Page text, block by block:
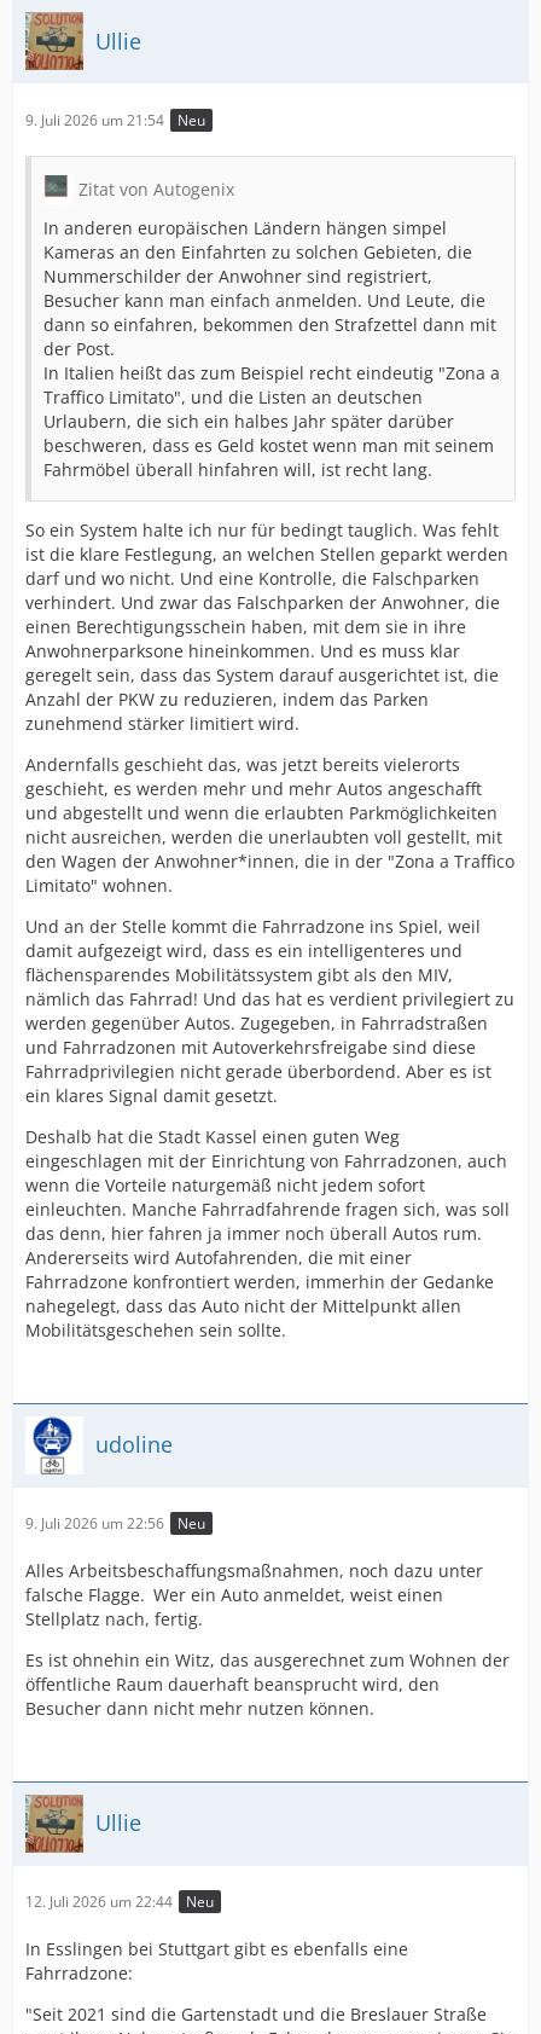
Ullie
9. Juli 2026 um 21:54 Neu
Zitat von Autogenix
In anderen europäischen Ländern hängen simpel
Kameras an den Einfahrten zu solchen Gebieten, die
Nummerschilder der Anwohner sind registriert,
Besucher kann man einfach anmelden. Und Leute, die
dann so einfahren, bekommen den Strafzettel dann mit
der Post.
In Italien heißt das zum Beispiel recht eindeutig "Zona a
Traffico Limitato", und die Listen an deutschen
Urlaubern, die sich ein halbes Jahr später darüber
beschweren, dass es Geld kostet wenn man mit seinem
Fahrmöbel überall hinfahren will, ist recht lang.
So ein System halte ich nur für bedingt tauglich. Was fehlt
ist die klare Festlegung, an welchen Stellen geparkt werden
darf und wo nicht. Und eine Kontrolle, die Falschparken
verhindert. Und zwar das Falschparken der Anwohner, die
einen Berechtigungsschein haben, mit dem sie in ihre
Anwohnerparksone hineinkommen. Und es muss klar
geregelt sein, dass das System darauf ausgerichtet ist, die
Anzahl der PKW zu reduzieren, indem das Parken
zunehmend stärker limitiert wird.
Andernfalls geschieht das, was jetzt bereits vielerorts
geschieht, es werden mehr und mehr Autos angeschafft
und abgestellt und wenn die erlaubten Parkmöglichkeiten
nicht ausreichen, werden die unerlaubten voll gestellt, mit
den Wagen der Anwohner*innen, die in der "Zona a Traffico
Limitato" wohnen.
Und an der Stelle kommt die Fahrradzone ins Spiel, weil
damit aufgezeigt wird, dass es ein intelligenteres und
flächensparendes Mobilitätssystem gibt als den MIV,
nämlich das Fahrrad! Und das hat es verdient privilegiert zu
werden gegenüber Autos. Zugegeben, in Fahrradstraßen
und Fahrradzonen mit Autoverkehrsfreigabe sind diese
Fahrradprivilegien nicht gerade überbordend. Aber es ist
ein klares Signal damit gesetzt.
Deshalb hat die Stadt Kassel einen guten Weg
eingeschlagen mit der Einrichtung von Fahrradzonen, auch
wenn die Vorteile naturgemäß nicht jedem sofort
einleuchten. Manche Fahrradfahrende fragen sich, was soll
das denn, hier fahren ja immer noch überall Autos rum.
Andererseits wird Autofahrenden, die mit einer
Fahrradzone konfrontiert werden, immerhin der Gedanke
nahegelegt, dass das Auto nicht der Mittelpunkt allen
Mobilitätsgeschehen sein sollte.
udoline
9. Juli 2026 um 22:56 Neu
Alles Arbeitsbeschaffungsmaßnahmen, noch dazu unter
falsche Flagge. Wer ein Auto anmeldet, weist einen
Stellplatz nach, fertig.
Es ist ohnehin ein Witz, das ausgerechnet zum Wohnen der
öffentliche Raum dauerhaft beansprucht wird, den
Besucher dann nicht mehr nutzen können.
Ullie
12. Juli 2026 um 22:44 Neu
In Esslingen bei Stuttgart gibt es ebenfalls eine
Fahrradzone:
"Seit 2021 sind die Gartenstadt und die Breslauer Straße